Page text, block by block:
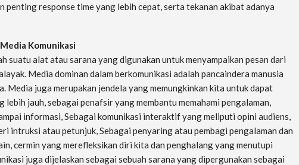
penting response time yang lebih cepat, serta tekanan akibat adanya
Komunikasi
suatu alat atau sarana yang digunakan untuk menyampaikan pesan dari
Media dominan dalam berkomunikasi adalah pancaindera manusia
Media juga merupakan jendela yang memungkinkan kita untuk dapat
lebih jauh, sebagai penafsir yang membantu memahami pengalaman,
informasi, Sebagai komunikasi interaktif yang meliputi opini audiens,
intruksi atau petunjuk, Sebagai penyaring atau pembagi pengalaman dan
cermin yang merefleksikan diri kita dan penghalang yang menutupi
juga dijelaskan sebagai sebuah sarana yang dipergunakan sebagai